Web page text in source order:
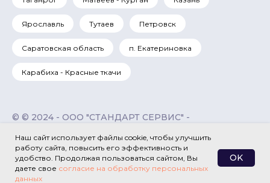
Ярославль Тутаев Петровск
Саратовская область п. Екатериновка
Карабиха - Красные ткачи
© © 2024 - ООО "СТАНДАРТ СЕРВИС" -
приборов
Пользовательское соглашение
Политика конфиденциальности
Реквизиты компании
Наш сайт использует файлы cookie, чтобы улучшить
работу сайта, повысить его эффективность и
удобство. Продолжая пользоваться сайтом, Вы
даете свое согласие на обработку персональных
данных
OK